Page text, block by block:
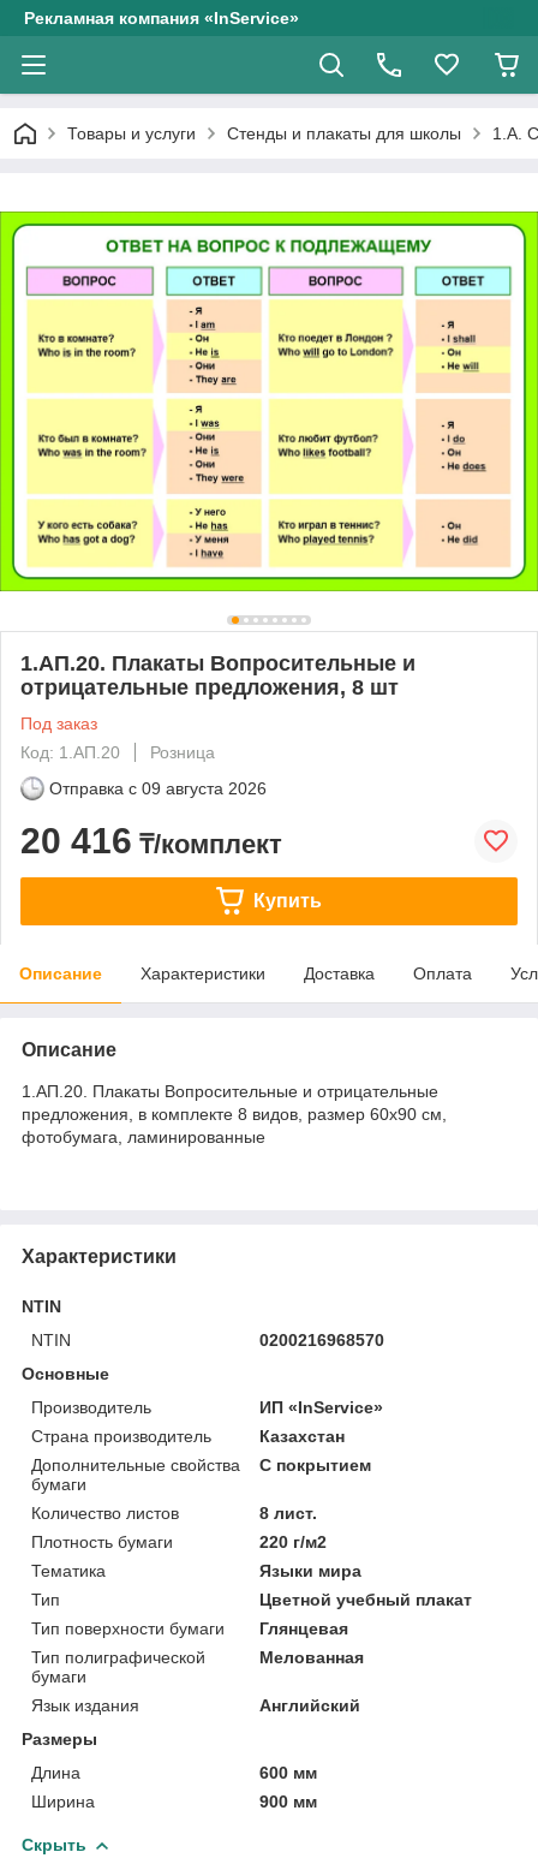
Рекламная компания «InService»
Товары и услуги Стенды и плакаты для школы 1.А.
1.АП.20. Плакаты Вопросительные и
отрицательные предложения, 8 шт
Под заказ
Код: 1.АП.20
Розница
Отправка с 09 августа 2026
20 416 ₸/комплект
Купить
Описание Характеристики Доставка Оплата
Описание
1.АП.20. Плакаты Вопросительные и отрицательные
предложения, в комплекте 8 видов, размер 60х90 см,
фотобумага, ламинированные
Характеристики
NTIN
NTIN
0200216968570
Основные
Производитель
ИП «InService»
Страна производитель
Казахстан
Дополнительные свойства
бумаги
С покрытием
Количество листов
8 лист.
Плотность бумаги
220 г/м2
Тематика
Языки мира
Тип
Цветной учебный плакат
Тип поверхности бумаги
Глянцевая
Тип полиграфической
бумаги
Мелованная
Язык издания
Английский
Размеры
Длина
600 мм
Ширина
900 мм
Скрыть